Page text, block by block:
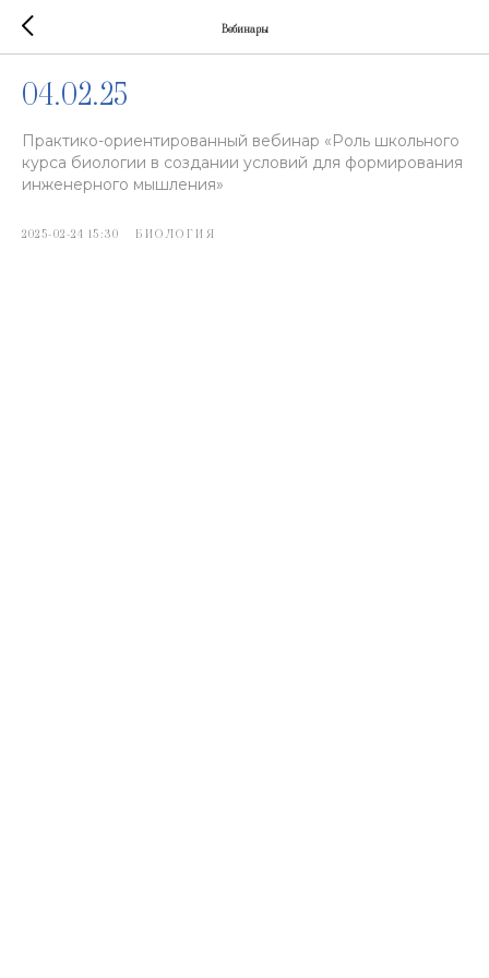
Вебинары
04.02.25
Практико-ориентированный вебинар «Роль школьного
курса биологии в создании условий для формирования
инженерного мышления»
2025-02-24 15:30 БИОЛОГИЯ